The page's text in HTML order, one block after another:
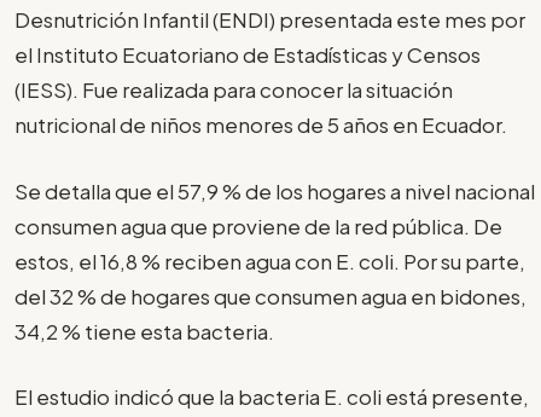
Desnutrición Infantil (ENDI) presentada este mes por
el Instituto Ecuatoriano de Estadísticas y Censos
(IESS). Fue realizada para conocer la situación
nutricional de niños menores de 5 años en Ecuador.
Se detalla que el 57,9 % de los hogares a nivel nacional
consumen agua que proviene de la red pública. De
estos, el 16,8 % reciben agua con E. coli. Por su parte,
del 32 % de hogares que consumen agua en bidones,
34,2 % tiene esta bacteria.
El estudio indicó que la bacteria E. coli está presente,